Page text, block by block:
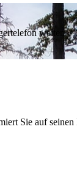
weiter.
Sie auf